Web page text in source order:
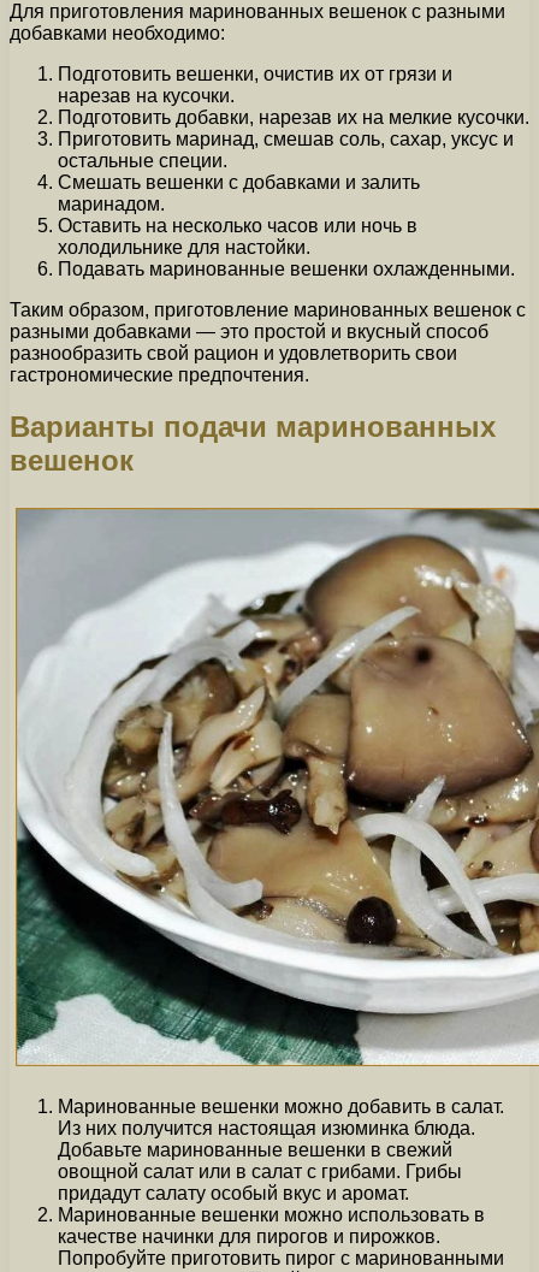
Для приготовления маринованных вешенок с разными
добавками необходимо:
Подготовить вешенки, очистив их от грязи и
нарезав на кусочки.
Подготовить добавки, нарезав их на мелкие кусочки.
Приготовить маринад, смешав соль, сахар, уксус и
остальные специи.
Смешать вешенки с добавками и залить
маринадом.
Оставить на несколько часов или ночь в
холодильнике для настойки.
Подавать маринованные вешенки охлажденными.
Таким образом, приготовление маринованных вешенок с
разными добавками — это простой и вкусный способ
разнообразить свой рацион и удовлетворить свои
гастрономические предпочтения.
Варианты подачи маринованных
вешенок
Маринованные вешенки можно добавить в салат.
Из них получится настоящая изюминка блюда.
Добавьте маринованные вешенки в свежий
овощной салат или в салат с грибами. Грибы
придадут салату особый вкус и аромат.
Маринованные вешенки можно использовать в
качестве начинки для пирогов и пирожков.
Попробуйте приготовить пирог с маринованными